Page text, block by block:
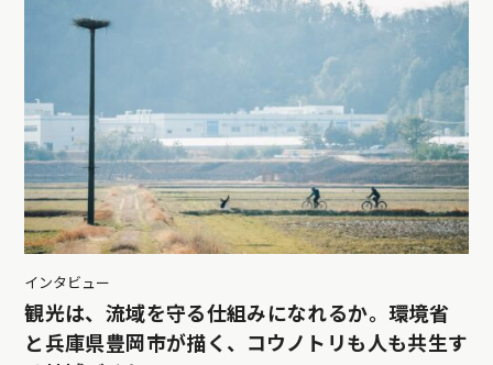
インタビュー
観光は、流域を守る仕組みになれるか。環境省
と兵庫県豊岡市が描く、コウノトリも人も共生す